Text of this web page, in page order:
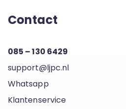
Contact
085 – 130 6429
support@ljpc.nl
Whatsapp
Klantenservice